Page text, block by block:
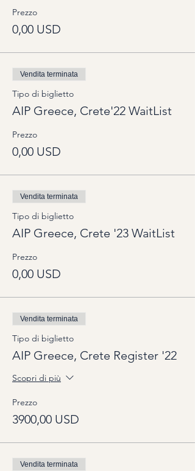
Prezzo
0,00 USD
Vendita terminata
Tipo di biglietto
AIP Greece, Crete'22 WaitList
Prezzo
0,00 USD
Vendita terminata
Tipo di biglietto
AIP Greece, Crete '23 WaitList
Prezzo
0,00 USD
Vendita terminata
Tipo di biglietto
AIP Greece, Crete Register '22
Scopri di più
Prezzo
3900,00 USD
Vendita terminata